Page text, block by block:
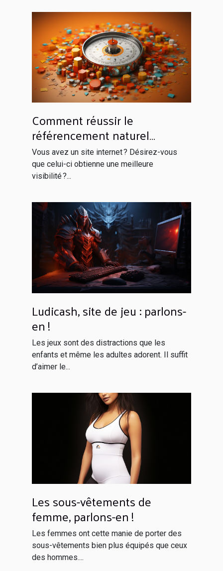
Comment réussir le
référencement naturel
efficacement ?
Vous avez un site internet ? Désirez-vous
que celui-ci obtienne une meilleure
visibilité ?...
Ludicash, site de jeu : parlons-
en !
Les jeux sont des distractions que les
enfants et même les adultes adorent. Il suffit
d’aimer le...
Les sous-vêtements de
femme, parlons-en !
Les femmes ont cette manie de porter des
sous-vêtements bien plus équipés que ceux
des hommes....